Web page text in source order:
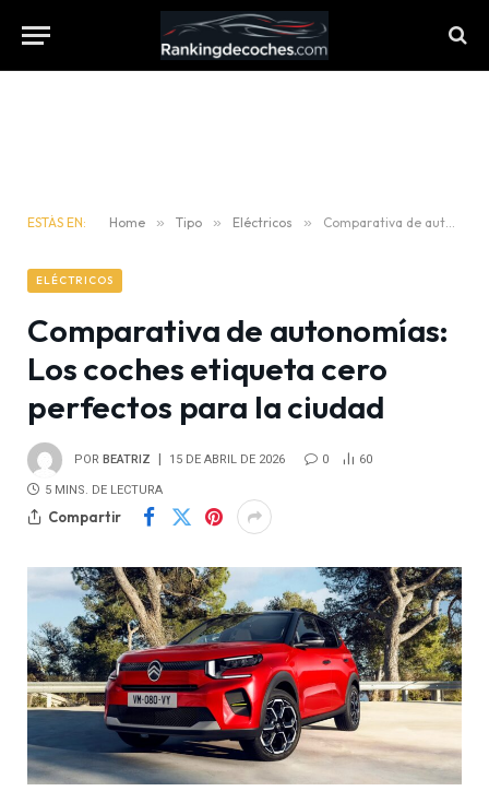
ESTÁS EN: Home » Tipo » Eléctricos » Comparativa de autonomías: Los coches etiqueta cero perfectos para la ciudad
ELÉCTRICOS
Comparativa de autonomías:
Los coches etiqueta cero
perfectos para la ciudad
POR BEATRIZ 15 DE ABRIL DE 2026 0 60
5 MINS. DE LECTURA
Compartir